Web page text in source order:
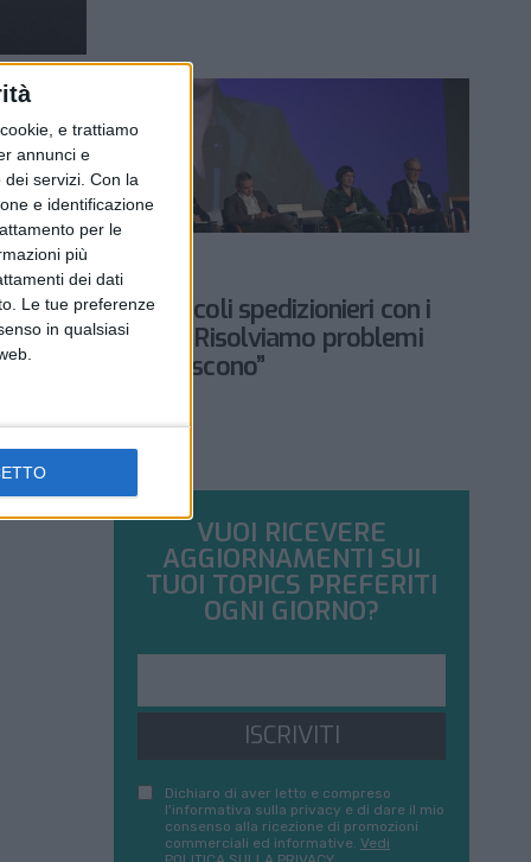
e trattiamo
annunci e
servizi. Con la
e identificazione
per le
più
dei dati
Le tue preferenze
in qualsiasi
riscossa dei piccoli spedizionieri con i
caricatori: “Risolviamo problemi
altri non gestiscono”
& FORNITORI
NOVEMBRE 2023
VUOI RICEVERE
AGGIORNAMENTI SUI
TUOI TOPICS PREFERITI
OGNI GIORNO?
ISCRIVITI
Dichiaro di aver letto e compreso
l'informativa sulla privacy e di dare il mio
consenso alla ricezione di promozioni
commerciali ed informative. Vedi